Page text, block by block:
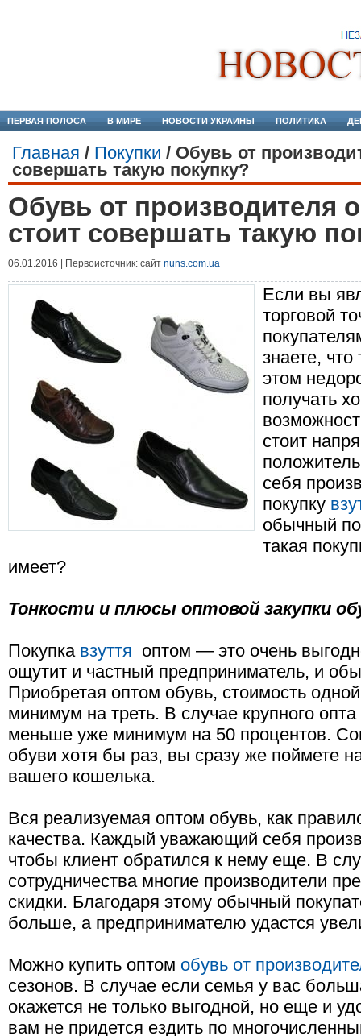
ПЕРВАЯ ПОЛОСА В МИРЕ НОВОСТИ УКРАИНЫ ПОЛИТИКА
Главная / Покупки / Обувь от
совершать такую покупку?
Обувь от производителя
стоит совершать такую
06.01.2016 | Первоисточник: сайт nuns.com.ua
Если вы
торговой
знаете, что
этом
получать
стоит
себя
покупку
обычный
такая
имеет?
Тонкости и плюсы оптовой закупки
Покупка взуття оптом — это очень
ощутит и частный предприниматель, и
Приобретая оптом обувь, стоимость
минимум на треть. В случае крупного опта
меньше уже минимум на 50 процентов.
обуви хотя бы раз, вы сразу же поймете
вашего кошелька.
Вся реализуемая оптом обувь, как
качества. Каждый уважающий себя
чтобы клиент обратился к нему еще. В
сотрудничества многие производители
скидки. Благодаря этому обычный
больше, а предпринимателю удастся
Можно купить оптом обувь от
сезонов. В случае если семья у вас
окажется не только выгодной, но еще и
вам не придется ездить по